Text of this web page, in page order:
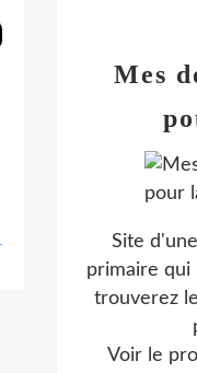
Mes
Site
primaire qui
trouverez
Voir le